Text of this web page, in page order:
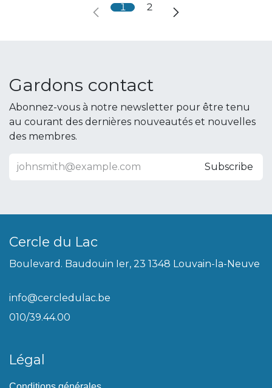
1 2
Gardons contact
Abonnez-vous à notre newsletter pour être tenu
au courant des dernières nouveautés et nouvelles
des membres.
Subscribe
Cercle du Lac
Boulevard. Baudouin Ier, 23 1348 Louvain-la-Neuve
info@cercledulac.be
010/39.44.00
Légal